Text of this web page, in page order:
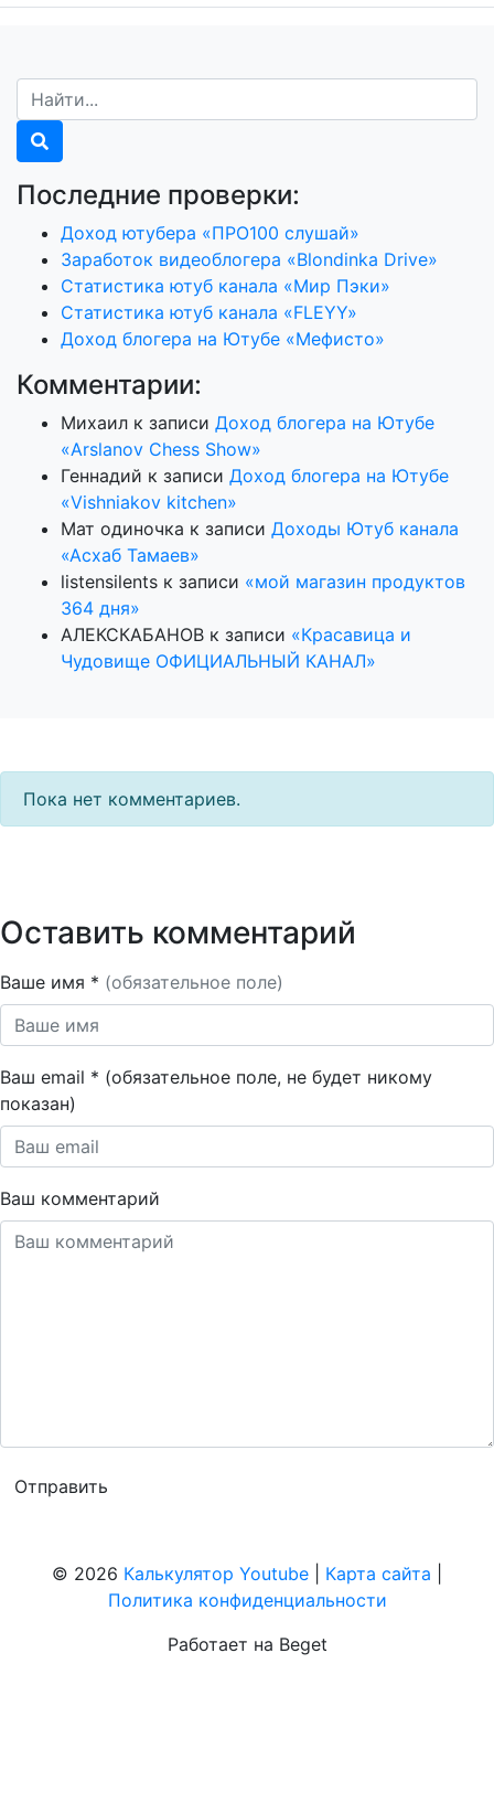
Последние проверки:
Доход ютубера «ПРО100 слушай»
Заработок видеоблогера «Blondinka Drive»
Статистика ютуб канала «Мир Пэки»
Статистика ютуб канала «FLEYY»
Доход блогера на Ютубе «Мефисто»
Комментарии:
Михаил к записи Доход блогера на Ютубе
«Arslanov Chess Show»
Геннадий к записи Доход блогера на Ютубе
«Vishniakov kitchen»
Мат одиночка к записи Доходы Ютуб канала
«Асхаб Тамаев»
listensilents к записи «мой магазин продуктов
364 дня»
АЛЕКСКАБАНОВ к записи «Красавица и
Чудовище ОФИЦИАЛЬНЫЙ КАНАЛ»
Пока нет комментариев.
Оставить комментарий
Ваше имя * (обязательное поле)
Ваш email * (обязательное поле, не будет никому
показан)
Ваш комментарий
© 2026 Калькулятор Youtube Карта сайта
Политика конфиденциальности
Работает на Beget